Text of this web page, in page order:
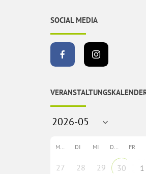
SOCIAL MEDIA
MO DI MI DO FR
27 28 29 30 1